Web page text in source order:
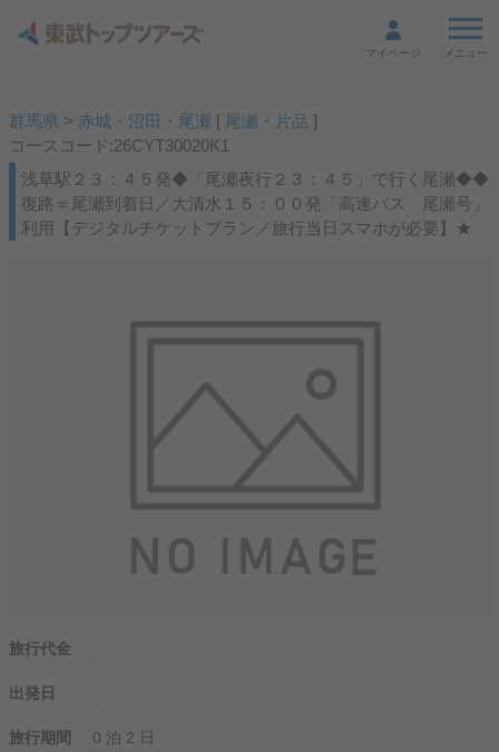
マイページ メニュー
群馬県 > 赤城・沼田・尾瀬 [ 尾瀬・片品 ]
コースコード:26CYT30020K1
浅草駅２３：４５発◆「尾瀬夜行２３：４５」で行く尾瀬◆◆
復路＝尾瀬到着日／大清水１５：００発「高速バス 尾瀬号」
利用【デジタルチケットプラン／旅行当日スマホが必要】★
旅行代金
出発日
旅行期間 0 泊 2 日